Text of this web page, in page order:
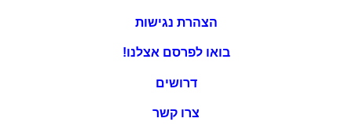
הצהרת נגישות
בואו לפרסם אצלנו!
דרושים
צרו קשר